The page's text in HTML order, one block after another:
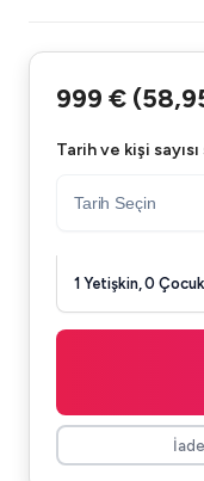
999 €
Tarih ve kişi
1 Yetişkin, 0 Çocuk